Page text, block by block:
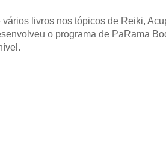
livros nos tópicos de Reiki,
o programa de PaRama
.